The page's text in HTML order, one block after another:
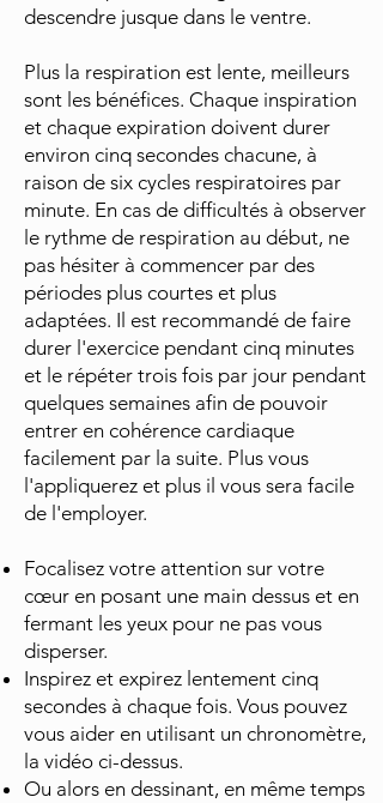
descendre jusque dans le ventre.
Plus la respiration est lente, meilleurs
sont les bénéfices. Chaque inspiration
et chaque expiration doivent durer
environ cinq secondes chacune, à
raison de six cycles respiratoires par
minute. En cas de difficultés à observer
le rythme de respiration au début, ne
pas hésiter à commencer par des
périodes plus courtes et plus
adaptées. Il est recommandé de faire
durer l'exercice pendant cinq minutes
et le répéter trois fois par jour pendant
quelques semaines afin de pouvoir
entrer en cohérence cardiaque
facilement par la suite. Plus vous
l'appliquerez et plus il vous sera facile
de l'employer.
Focalisez votre attention sur votre
cœur en posant une main dessus et en
fermant les yeux pour ne pas vous
disperser.
Inspirez et expirez lentement cinq
secondes à chaque fois. Vous pouvez
vous aider en utilisant un chronomètre,
la vidéo ci-dessus.
Ou alors en dessinant, en même temps